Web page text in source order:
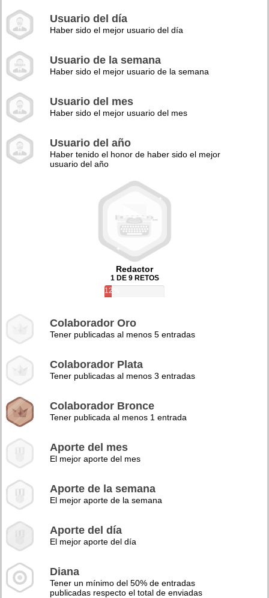
Usuario del día
Haber sido el mejor usuario del día
Usuario de la semana
Haber sido el mejor usuario de la semana
Usuario del mes
Haber sido el mejor usuario del mes
Usuario del año
Haber tenido el honor de haber sido el mejor
usuario del año
Redactor
1 DE 9 RETOS
12%
Colaborador Oro
Tener publicadas al menos 5 entradas
Colaborador Plata
Tener publicadas al menos 3 entradas
Colaborador Bronce
Tener publicada al menos 1 entrada
Aporte del mes
El mejor aporte del mes
Aporte de la semana
El mejor aporte de la semana
Aporte del día
El mejor aporte del día
Diana
Tener un mínimo del 50% de entradas
publicadas respecto el total de enviadas